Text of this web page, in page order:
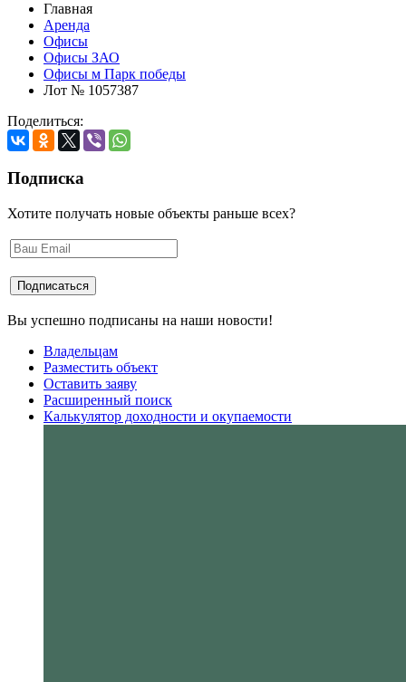
Главная
Аренда
Офисы
Офисы ЗАО
Офисы м Парк победы
Лот № 1057387
Поделиться:
Подписка
Хотите получать новые объекты раньше всех?
Вы успешно подписаны на наши новости!
Владельцам
Разместить объект
Оставить заяву
Расширенный поиск
Калькулятор доходности и окупаемости